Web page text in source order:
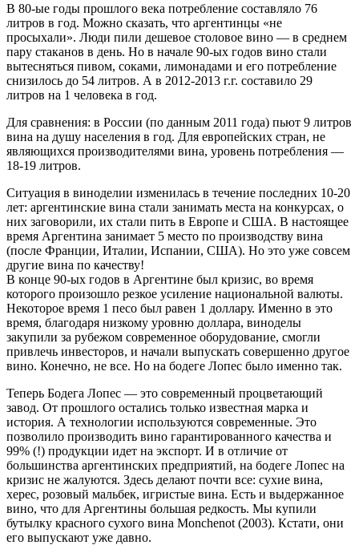
В 80-ые годы прошлого века потребление составляло 76
литров в год. Можно сказать, что аргентинцы «не
просыхали». Люди пили дешевое столовое вино — в среднем
пару стаканов в день. Но в начале 90-ых годов вино стали
вытесняться пивом, соками, лимонадами и его потребление
снизилось до 54 литров. А в 2012-2013 г.г. составило 29
литров на 1 человека в год.
Для сравнения: в России (по данным 2011 года) пьют 9 литров
вина на душу населения в год. Для европейских стран, не
являющихся производителями вина, уровень потребления —
18-19 литров.
Ситуация в виноделии изменилась в течение последних 10-20
лет: аргентинские вина стали занимать места на конкурсах, о
них заговорили, их стали пить в Европе и США. В настоящее
время Аргентина занимает 5 место по производству вина
(после Франции, Италии, Испании, США). Но это уже совсем
другие вина по качеству!
В конце 90-ых годов в Аргентине был кризис, во время
которого произошло резкое усиление национальной валюты.
Некоторое время 1 песо был равен 1 доллару. Именно в это
время, благодаря низкому уровню доллара, виноделы
закупили за рубежом современное оборудование, смогли
привлечь инвесторов, и начали выпускать совершенно другое
вино. Конечно, не все. Но на бодеге Лопес было именно так.
Теперь Бодега Лопес — это современный процветающий
завод. От прошлого остались только известная марка и
история. А технологии используются современные. Это
позволило производить вино гарантированного качества и
99% (!) продукции идет на экспорт. И в отличие от
большинства аргентинских предприятий, на бодеге Лопес на
кризис не жалуются. Здесь делают почти все: сухие вина,
херес, розовый мальбек, игристые вина. Есть и выдержанное
вино, что для Аргентины большая редкость. Мы купили
бутылку красного сухого вина Monchenot (2003). Кстати, они
его выпускают уже давно.